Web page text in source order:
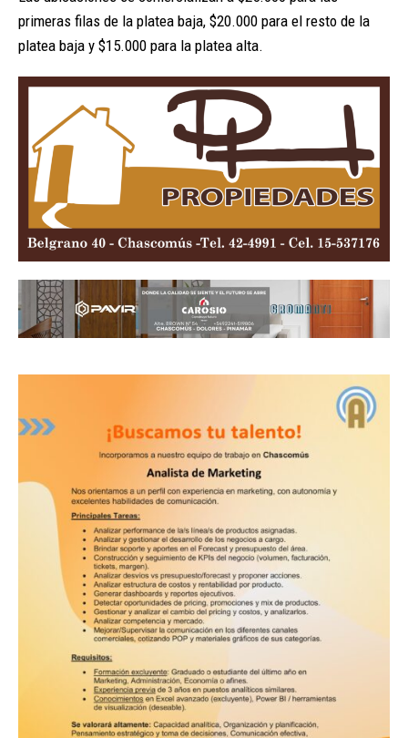
primeras filas de la platea baja, $20.000 para el resto de la
platea baja y $15.000 para la platea alta.